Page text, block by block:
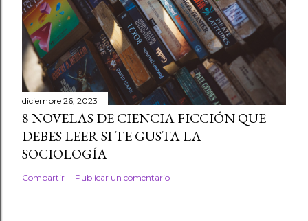
diciembre 26, 2023
8 NOVELAS DE CIENCIA FICCIÓN QUE
DEBES LEER SI TE GUSTA LA
SOCIOLOGÍA
Compartir Publicar un comentario